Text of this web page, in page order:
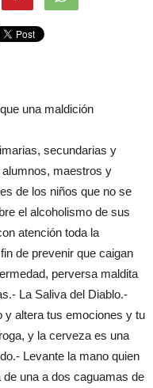
una maldición
secundarias y
maestros y
de los niños que no se
el alcoholismo de sus
atención toda la
de prevenir que caigan
perversa maldita
La Saliva del Diablo.-
y altera tus emociones y tu
y la cerveza es una
Levante la mano quien
una a dos caguamas de